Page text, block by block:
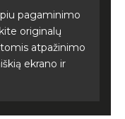
pagaminimo
originalų
atpažinimo
ekrano ir